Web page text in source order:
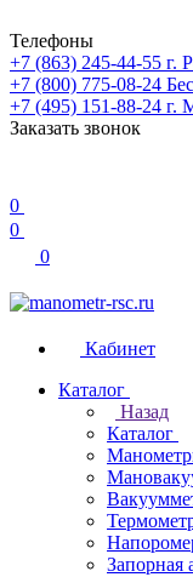
Телефоны
+7 (863) 245-44-55 г.
+7 (800) 775-08-24
+7 (495) 151-88-24 г.
Заказать звонок
0
0
0
Кабинет
Каталог
Назад
Каталог
Запорная